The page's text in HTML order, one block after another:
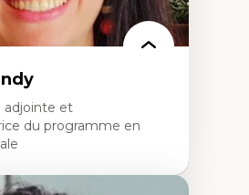
adjointe et
du programme en